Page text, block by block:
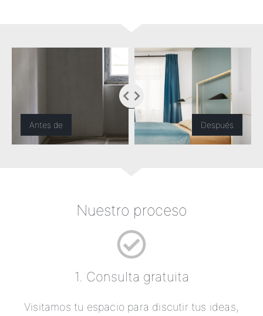
Antes de Después
Nuestro proceso
1. Consulta gratuita
Visitamos tu espacio para discutir tus ideas,